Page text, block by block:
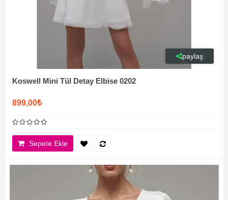
paylaş
Koswell Mini Tül Detay Elbise 0202
899,00₺
Sepete Ekle